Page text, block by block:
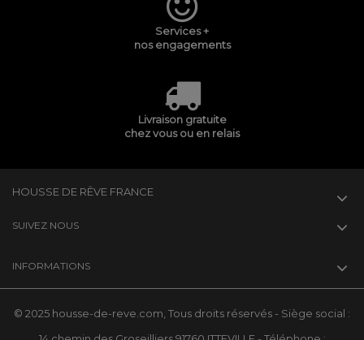
Services +
nos engagements
Livraison gratuite
chez vous ou en relais
HOUSSE DE RÊVE FRANCE
SUIVEZ NOUS
INFORMATIONS
© 2025 housse-de-reve.com, Tous droits réservés - Siège social :